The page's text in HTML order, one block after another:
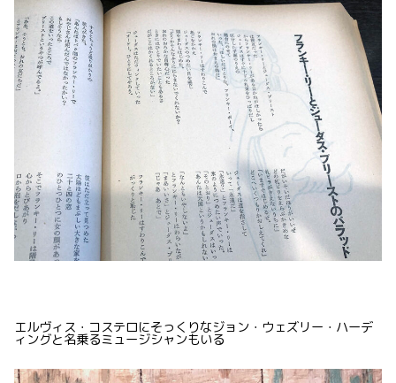
エルヴィス・コステロにそっくりなジョン・ウェズリー・ハーデ
ィングと名乗るミュージシャンもいる